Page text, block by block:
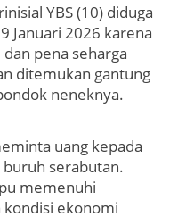
YBS (10) diduga
Januari 2026 karena
pena seharga
ditemukan gantung
neneknya.
uang kepada
buruh serabutan.
memenuhi
ekonomi